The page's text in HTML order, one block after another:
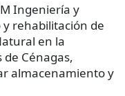
Ingeniería y
rehabilitación de
en la
de Cénagas,
almacenamiento y